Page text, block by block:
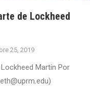
de Lockheed
25, 2019
Martin Por